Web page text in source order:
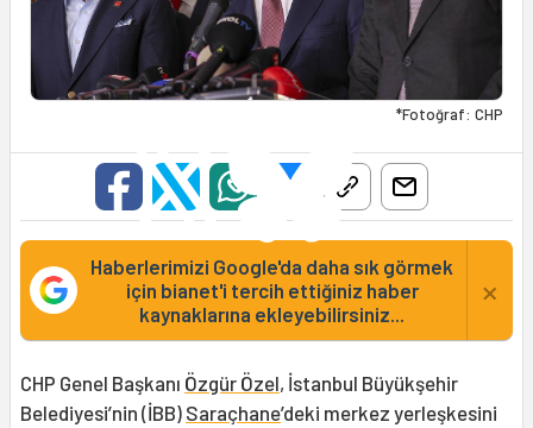
*Fotoğraf: CHP
Haberlerimizi Google'da daha sık görmek
için bianet'i tercih ettiğiniz haber
kaynaklarına ekleyebilirsiniz...
×
CHP Genel Başkanı Özgür Özel, İstanbul Büyükşehir
Belediyesi’nin (İBB) Saraçhane’deki merkez yerleşkesini